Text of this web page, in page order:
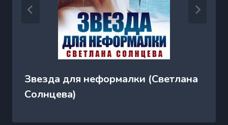
Звезда для неформалки (Светлана
Солнцева)